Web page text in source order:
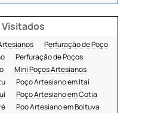
Visitados
Perfuração de Poço
Perfuração de Poços
Mini Poços Artesianos
Poço Artesiano em Itaí
Poço Artesiano em Cotia
Poo Artesiano em Boituva